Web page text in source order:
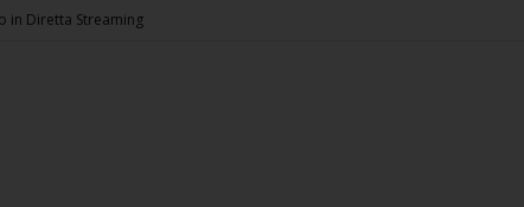
in Diretta Streaming